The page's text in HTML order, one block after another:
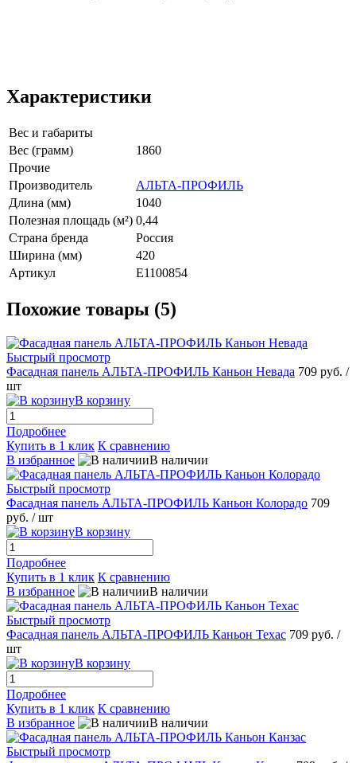
Характеристики
Вес и габариты
Вес (грамм)
1860
Прочие
Производитель
АЛЬТА-ПРОФИЛЬ
Длина (мм)
1040
Полезная площадь (м²) 0,44
Страна бренда
Россия
Ширина (мм)
420
Артикул
E1100854
Похожие товары (5)
Быстрый просмотр
Фасадная панель АЛЬТА-ПРОФИЛЬ Каньон Невада 709 руб. /
шт
В корзину
Подробнее
Купить в 1 клик К сравнению
В избранное
В наличии
Быстрый просмотр
Фасадная панель АЛЬТА-ПРОФИЛЬ Каньон Колорадо 709
руб. / шт
В корзину
Подробнее
Купить в 1 клик К сравнению
В избранное
В наличии
Быстрый просмотр
Фасадная панель АЛЬТА-ПРОФИЛЬ Каньон Техас 709 руб. /
шт
В корзину
Подробнее
Купить в 1 клик К сравнению
В избранное
В наличии
Быстрый просмотр